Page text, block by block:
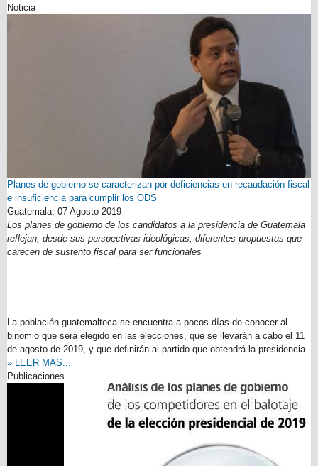
Noticia
Planes de gobierno se caracterizan por deficiencias en recaudación fiscal
e insuficiencia para cumplir los ODS
Guatemala, 07 Agosto 2019
Los planes de gobierno de los candidatos a la presidencia de Guatemala
reflejan, desde sus perspectivas ideológicas, diferentes propuestas que
carecen de sustento fiscal para ser funcionales
La población guatemalteca se encuentra a pocos días de conocer al
binomio que será elegido en las elecciones, que se llevarán a cabo el 11
de agosto de 2019, y que definirán al partido que obtendrá la presidencia.
» LEER MÁS...
Publicaciones